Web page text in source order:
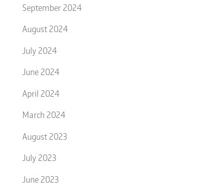
September 2024
August 2024
July 2024
June 2024
April 2024
March 2024
August 2023
July 2023
June 2023